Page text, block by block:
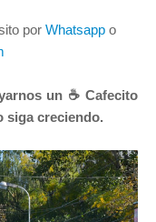
por Whatsapp o
un ☕ Cafecito
siga creciendo.